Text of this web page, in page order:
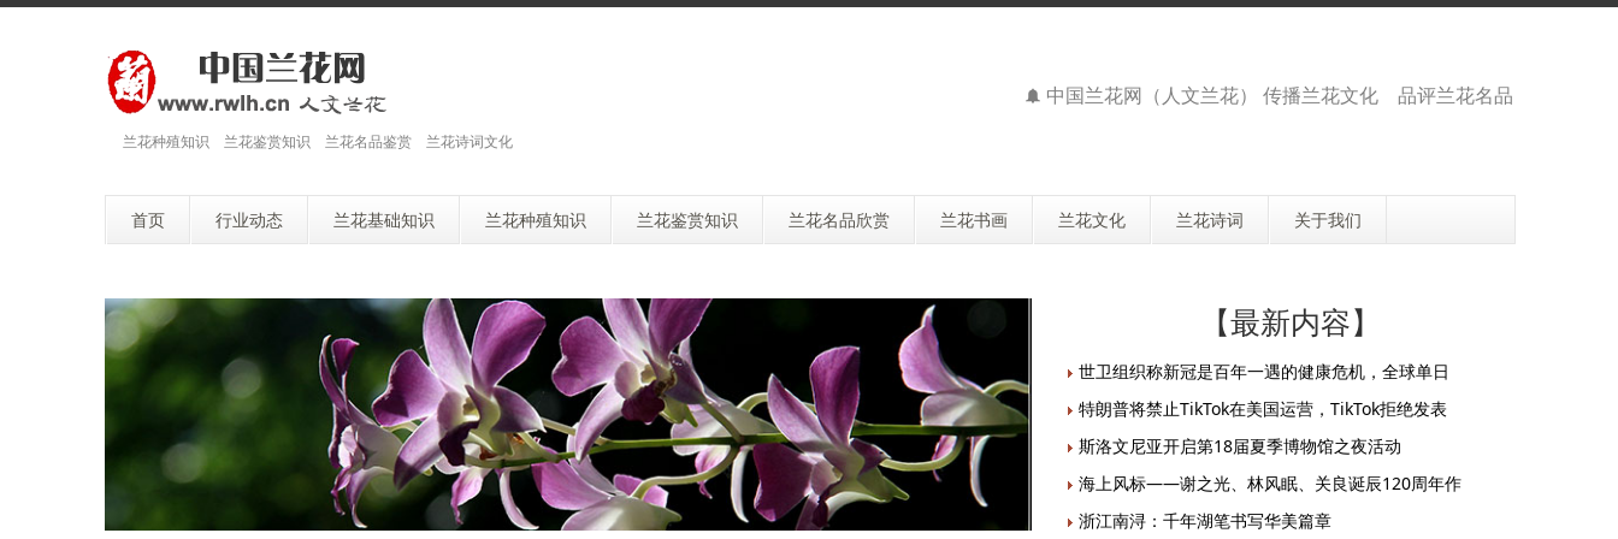
兰花种殖知识 兰花鉴赏知识 兰花名品鉴赏 兰花诗词文化
中国兰花网（人文兰花） 传播兰花文化 品评兰花名品
首页 行业动态 兰花基础知识 兰花种殖知识 兰花鉴赏知识 兰花名品欣赏 兰花书画 兰花文化 兰花诗词 关于我们
【最新内容】
世卫组织称新冠是百年一遇的健康危机，全球单日
特朗普将禁止TikTok在美国运营，TikTok拒绝发表
斯洛文尼亚开启第18届夏季博物馆之夜活动
海上风标——谢之光、林风眠、关良诞辰120周年作
浙江南浔：千年湖笔书写华美篇章